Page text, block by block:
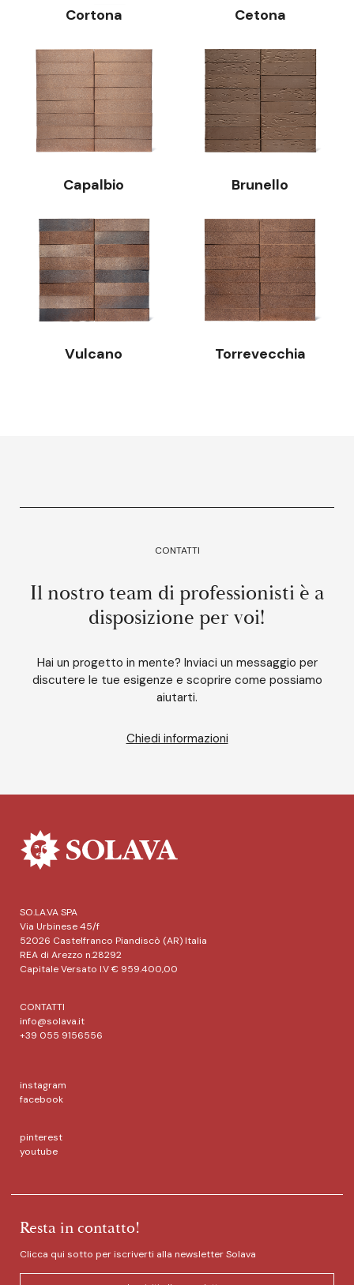
Cortona Cetona
Capalbio Brunello
Vulcano Torrevecchia
CONTATTI
Il nostro team di professionisti è a
disposizione per voi!
Hai un progetto in mente? Inviaci un messaggio per
discutere le tue esigenze e scoprire come possiamo
aiutarti.
Chiedi informazioni
SO.LA.VA SPA
Via Urbinese 45/f
52026 Castelfranco Piandiscò (AR) Italia
REA di Arezzo n.28292
Capitale Versato I.V € 959.400,00
CONTATTI
info@solava.it
+39 055 9156556
instagram
facebook
pinterest
youtube
Resta in contatto!
Clicca qui sotto per iscriverti alla newsletter Solava